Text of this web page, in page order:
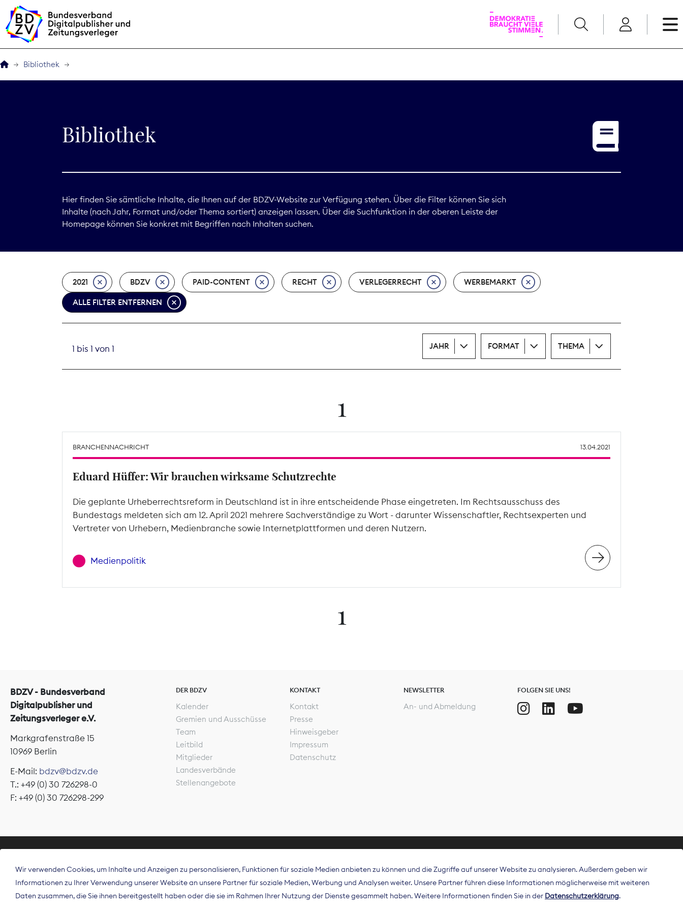
BDZVplus GmbH
Service
Print
Bibliothek
Bibliothek
Hier finden Sie sämtliche Inhalte, die Ihnen auf der BDZV-Website zur Verfügung stehen. Über die Filter können Sie sich
Inhalte (nach Jahr, Format und/oder Thema sortiert) anzeigen lassen. Über die Suchfunktion in der oberen Leiste der
Homepage können Sie konkret mit Begriffen nach Inhalten suchen.
2021 BDZV PAID-CONTENT RECHT VERLEGERRECHT WERBEMARKT
ALLE FILTER ENTFERNEN
1 bis 1 von 1 JAHR FORMAT THEMA
1
BRANCHENNACHRICHT 13.04.2021
Eduard Hüffer: Wir brauchen wirksame Schutzrechte
Die geplante Urheberrechtsreform in Deutschland ist in ihre entscheidende Phase eingetreten. Im Rechtsausschuss des
Bundestags meldeten sich am 12. April 2021 mehrere Sachverständige zu Wort - darunter Wissenschaftler, Rechtsexperten und
Vertreter von Urhebern, Medienbranche sowie Internetplattformen und deren Nutzern.
Medienpolitik
1
BDZV - Bundesverband
Digitalpublisher und
Zeitungsverleger e.V.
Markgrafenstraße 15
10969 Berlin
E-Mail: bdzv@bdzv.de
T.: +49 (0) 30 726298-0
F: +49 (0) 30 726298-299
DER BDZV
Kalender
Gremien und Ausschüsse
Team
Leitbild
Mitglieder
Landesverbände
Stellenangebote
KONTAKT
Kontakt
Presse
Hinweisgeber
Impressum
Datenschutz
NEWSLETTER
An- und Abmeldung
FOLGEN SIE UNS!
Der Bundesverband Digitalpublisher und Zeitungsverleger (BDZV) vertritt als
Spitzenorganisation die Interessen der Zeitungsverlage und digitalen Publisher in
Deutschland und auf EU-Ebene.
Wir verwenden Cookies, um Inhalte und Anzeigen zu personalisieren, Funktionen für soziale Medien anbieten zu können und die Zugriffe auf unserer Website zu analysieren. Außerdem geben wir
Informationen zu Ihrer Verwendung unserer Website an unsere Partner für soziale Medien, Werbung und Analysen weiter. Unsere Partner führen diese Informationen möglicherweise mit weiteren
Daten zusammen, die Sie ihnen bereitgestellt haben oder die sie im Rahmen Ihrer Nutzung der Dienste gesammelt haben. Weitere Informationen finden Sie in der Datenschutzerklärung.